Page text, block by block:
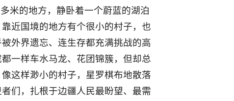
米的地方，静卧着一个蔚蓝的湖泊
近国境的地方有个很小的村子，也
外界遗忘、连生存都充满挑战的高
一样车水马龙、花团锦簇，但却总
这样渺小的村子，星罗棋布地散落
们，扎根于边疆人民最盼望、最需